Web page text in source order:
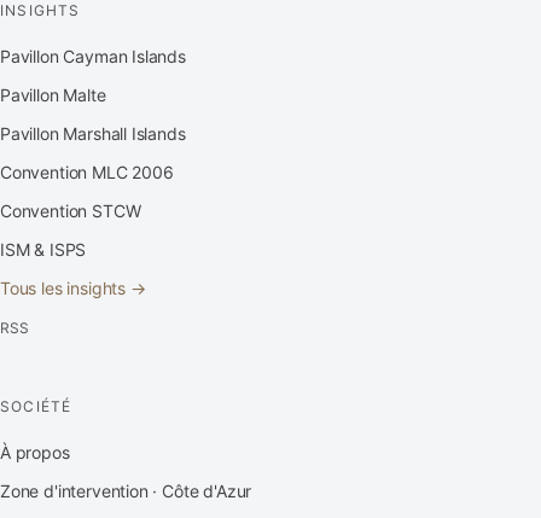
INSIGHTS
Pavillon Cayman Islands
Pavillon Malte
Pavillon Marshall Islands
Convention MLC 2006
Convention STCW
ISM & ISPS
Tous les insights →
RSS
SOCIÉTÉ
À propos
Zone d'intervention · Côte d'Azur